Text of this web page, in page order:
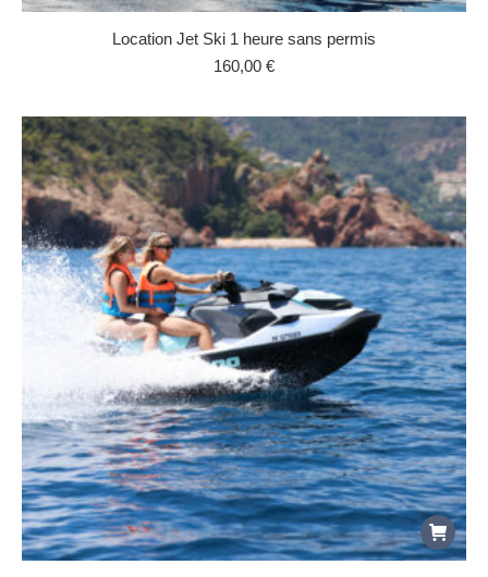
Location Jet Ski 1 heure sans permis
160,00 €